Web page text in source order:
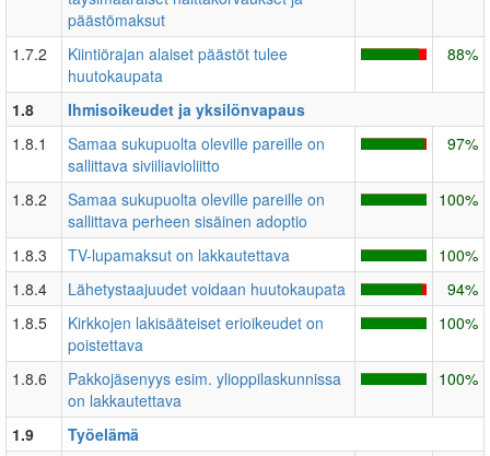
päästömaksut
1.7.2
Kiintiörajan alaiset päästöt tulee
huutokaupata
88%
1.8
Ihmisoikeudet ja yksilönvapaus
1.8.1
Samaa sukupuolta oleville pareille on
sallittava siviiliavioliitto
97%
1.8.2
Samaa sukupuolta oleville pareille on
sallittava perheen sisäinen adoptio
100%
1.8.3 TV-lupamaksut on lakkautettava
100%
1.8.4
Lähetystaajuudet voidaan huutokaupata
94%
1.8.5
Kirkkojen lakisääteiset erioikeudet on
poistettava
100%
1.8.6
Pakkojäsenyys esim. ylioppilaskunnissa
on lakkautettava
100%
1.9
Työelämä